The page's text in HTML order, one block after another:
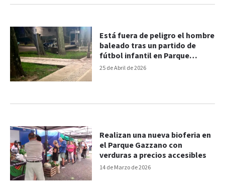
25 de Abril de 2026
Está fuera de peligro el hombre
baleado tras un partido de
fútbol infantil en Parque
Gazzano
14 de Marzo de 2026
Realizan una nueva bioferia en
el Parque Gazzano con
verduras a precios accesibles